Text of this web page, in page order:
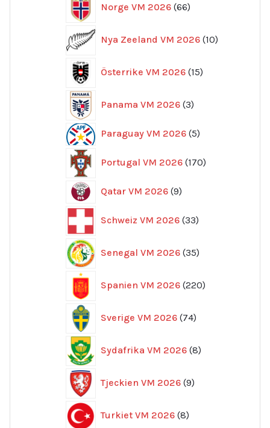
Norge VM 2026 66
produkter
Nya Zeeland VM 2026 10
produkter
Österrike VM 2026 15
produkter
Panama VM 2026 3
produkter
Paraguay VM 2026 55
Portugal VM 2026 170
produkter
Qatar VM 2026 99
Schweiz VM 2026 33
produkter
Senegal VM 2026 35
produkter
Spanien VM 2026 220
produkter
Sverige VM 2026 74
produkter
Sydafrika VM 2026 8
produkter
Tjeckien VM 2026 9
produkter
Turkiet VM 2026 8
produkter